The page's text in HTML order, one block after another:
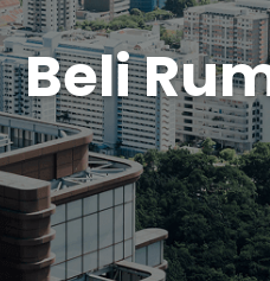
Beli